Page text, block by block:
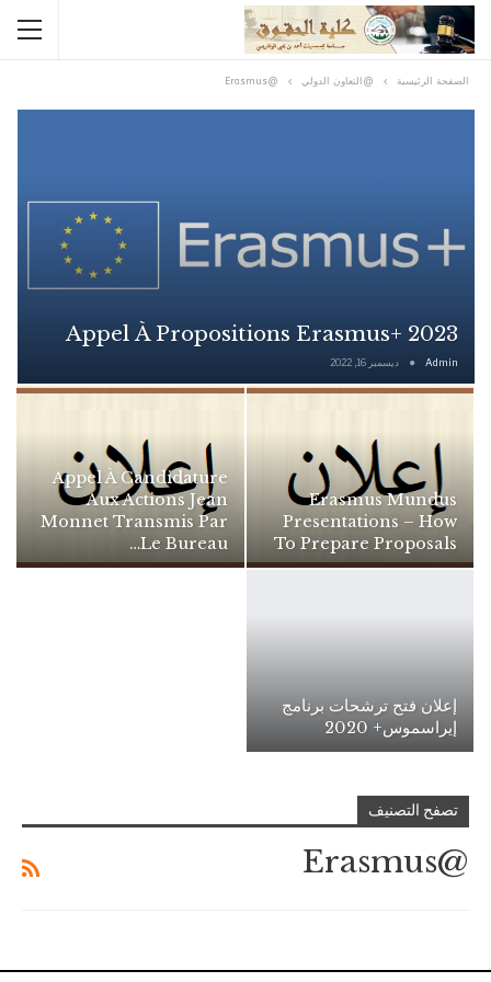
الصفحة الرئيسية @التعاون الدولي @Erasmus
Appel À Propositions Erasmus+ 2023
Admin ديسمبر 16, 2022
Erasmus Mundus
Presentations – How
To Prepare Proposals
Appel À Candidature
Aux Actions Jean
Monnet Transmis Par
Le Bureau…
إعلان فتح ترشحات برنامج
إيراسموس+ 2020
تصفح التصنيف
@Erasmus